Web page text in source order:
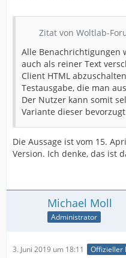
Zitat von Woltlab-
Alle Benachrichtigungen
auch als reiner Text
Client HTML
Testausgabe, die man
Der Nutzer kann somit
Variante dieser
Die Aussage ist vom 15.
Version. Ich denke, das ist
Michael Moll
Administrator
3. Juni 2019 um 18:11 Offizieller